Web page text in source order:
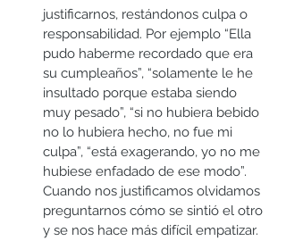
justificarnos, restándonos culpa o
responsabilidad. Por ejemplo “Ella
pudo haberme recordado que era
su cumpleaños”, “solamente le he
insultado porque estaba siendo
muy pesado”, “si no hubiera bebido
no lo hubiera hecho, no fue mi
culpa”, “está exagerando, yo no me
hubiese enfadado de ese modo”.
Cuando nos justificamos olvidamos
preguntarnos cómo se sintió el otro
y se nos hace más difícil empatizar.